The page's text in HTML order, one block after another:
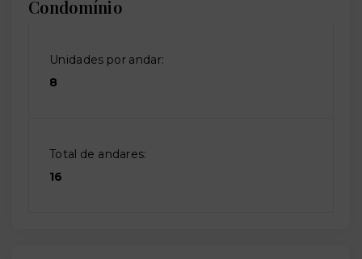
Condomínio
Unidades por andar:
8
Total de andares:
16